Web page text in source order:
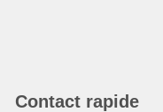
Contact rapide